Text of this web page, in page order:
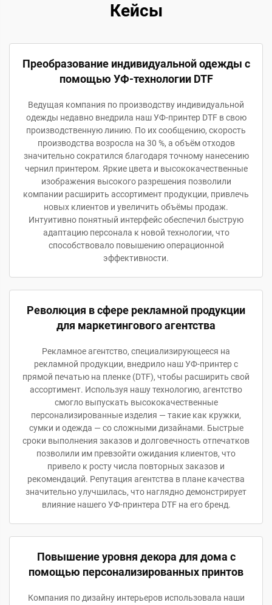
Кейсы
Преобразование индивидуальной одежды с
помощью УФ-технологии DTF
Ведущая компания по производству индивидуальной
одежды недавно внедрила наш УФ-принтер DTF в свою
производственную линию. По их сообщению, скорость
производства возросла на 30 %, а объём отходов
значительно сократился благодаря точному нанесению
чернил принтером. Яркие цвета и высококачественные
изображения высокого разрешения позволили
компании расширить ассортимент продукции, привлечь
новых клиентов и увеличить объёмы продаж.
Интуитивно понятный интерфейс обеспечил быструю
адаптацию персонала к новой технологии, что
способствовало повышению операционной
эффективности.
Революция в сфере рекламной продукции
для маркетингового агентства
Рекламное агентство, специализирующееся на
рекламной продукции, внедрило наш УФ-принтер с
прямой печатью на пленке (DTF), чтобы расширить свой
ассортимент. Используя нашу технологию, агентство
смогло выпускать высококачественные
персонализированные изделия — такие как кружки,
сумки и одежда — со сложными дизайнами. Быстрые
сроки выполнения заказов и долговечность отпечатков
позволили им превзойти ожидания клиентов, что
привело к росту числа повторных заказов и
рекомендаций. Репутация агентства в плане качества
значительно улучшилась, что наглядно демонстрирует
влияние нашего УФ-принтера DTF на его бренд.
Повышение уровня декора для дома с
помощью персонализированных принтов
Компания по дизайну интерьеров использовала наши